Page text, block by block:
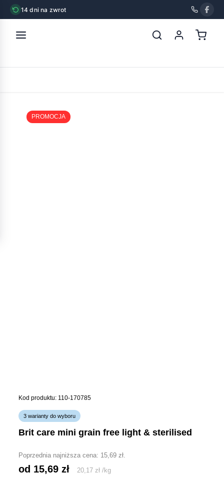
14 dni na zwrot
POWRÓT
PROMOCJA
Kod produktu: 110-170785
3 warianty do wyboru
brit care mini grain free light & sterilised
Poprzednia najniższa cena: 15,69zł
od 15,69zł 20,17 zł /kg